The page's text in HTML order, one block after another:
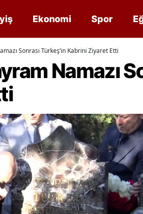
Ekonomi Spor
Sonrası Türkeş’in Kabrini Ziyaret Etti
Namazı